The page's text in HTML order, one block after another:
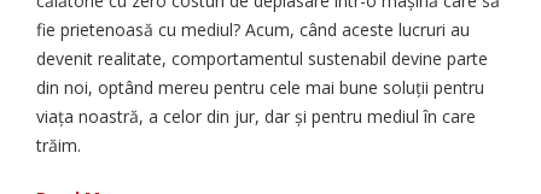
fie prietenoasă cu mediul? Acum, când aceste lucruri au
devenit realitate, comportamentul sustenabil devine parte
din noi, optând mereu pentru cele mai bune soluții pentru
viața noastră, a celor din jur, dar și pentru mediul în care
trăim.